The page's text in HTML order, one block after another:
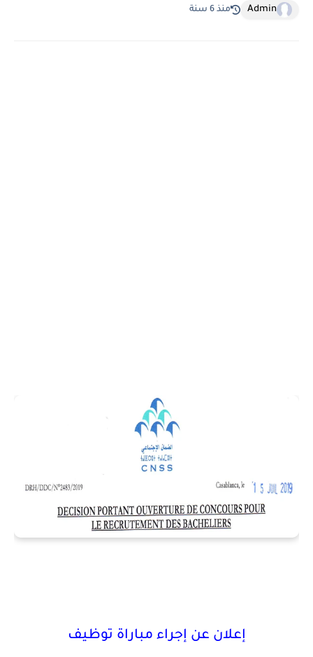
Admin منذ 6 سنة
إعلان عن إجراء مباراة توظيف